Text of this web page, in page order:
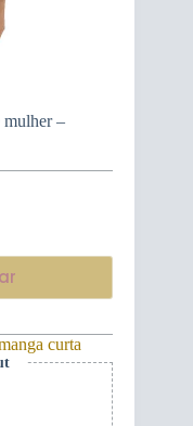
mulher –
curta